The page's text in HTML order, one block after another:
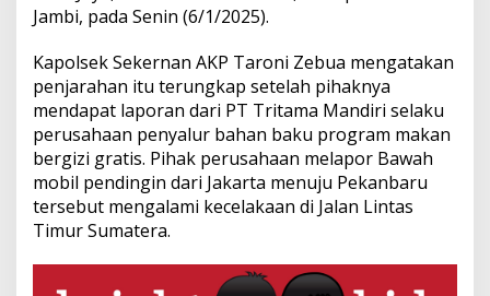
d
P
e
k
a
n
a
r
u
j
Jambi, pada Senin (6/1/2025).
Kapolsek Sekernan AKP Taroni Zebua mengatakan
penjarahan itu terungkap setelah pihaknya
mendapat laporan dari PT Tritama Mandiri selaku
perusahaan penyalur bahan baku program makan
bergizi gratis. Pihak perusahaan melapor Bawah
mobil pendingin dari Jakarta menuju Pekanbaru
tersebut mengalami kecelakaan di Jalan Lintas
Timur Sumatera.